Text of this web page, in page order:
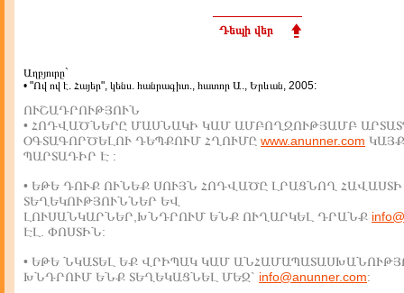
Դեպի վեր
Աղբյուրը`
• "Ով ով է. Հայեր", կենս. հանրագիտ., հատոր Ա., Երևան, 2005:
ՈՒՇԱԴՐՈՒԹՅՈՒՆ
• ՀՈԴՎԱԾՆԵՐԸ ՄԱՍՆԱԿԻ ԿԱՄ ԱՄԲՈՂՋՈՒԹՅԱՄԲ
ՕԳՏԱԳՈՐԾԵԼՈՒ ԴԵՊՔՈՒՄ ՀՂՈՒՄԸ www.anunner.com
ՊԱՐՏԱԴԻՐ Է :
• ԵԹԵ ԴՈՒՔ ՈՒՆԵՔ ՍՈՒՅՆ ՀՈԴՎԱԾԸ ԼՐԱՑՆՈՂ ՀԱՎԱՍՏԻ
ՏԵՂԵԿՈՒԹՅՈՒՆՆԵՐ ԵՎ
ԼՈՒՍԱՆԿԱՐՆԵՐ,ԽՆԴՐՈՒՄ ԵՆՔ ՈՒՂԱՐԿԵԼ ԴՐԱՆՔ
ԷԼ. ՓՈՍՏԻՆ:
• ԵԹԵ ՆԿԱՏԵԼ ԵՔ ՎՐԻՊԱԿ ԿԱՄ
ԽՆԴՐՈՒՄ ԵՆՔ ՏԵՂԵԿԱՑՆԵԼ ՄԵԶ` info@anunner.com: